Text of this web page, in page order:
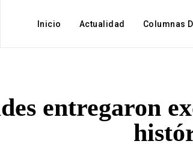
Inicio Actualidad Columnas
entregaron